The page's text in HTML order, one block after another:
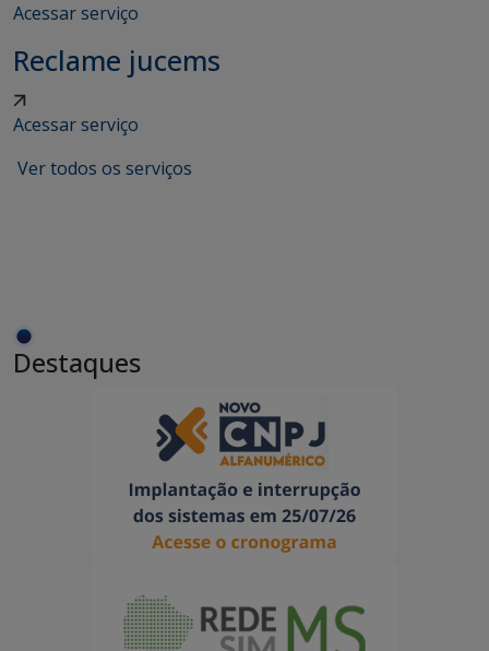
Acessar serviço
Reclame jucems
Acessar serviço
Ver todos os serviços
Destaques